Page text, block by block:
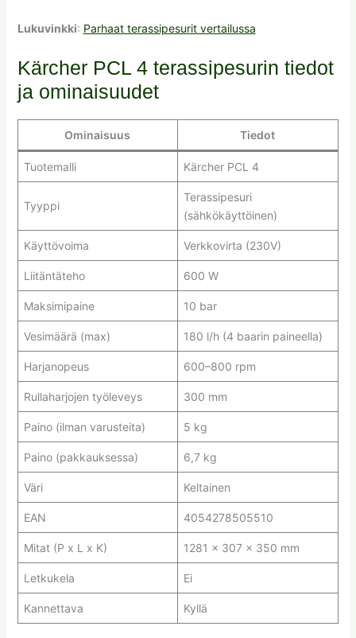
Lukuvinkki: Parhaat terassipesurit vertailussa
Kärcher PCL 4 terassipesurin tiedot
ja ominaisuudet
Ominaisuus Tiedot
Tuotemalli Kärcher PCL 4
Tyyppi
Terassipesuri
(sähkökäyttöinen)
Käyttövoima Verkkovirta (230V)
Liitäntäteho 600 W
Maksimipaine 10 bar
Vesimäärä (max) 180 l/h (4 baarin paineella)
Harjanopeus 600–800 rpm
Rullaharjojen työleveys 300 mm
Paino (ilman varusteita) 5 kg
Paino (pakkauksessa) 6,7 kg
Väri Keltainen
EAN 4054278505510
Mitat (P x L x K) 1281 x 307 x 350 mm
Letkukela Ei
Kannettava Kyllä